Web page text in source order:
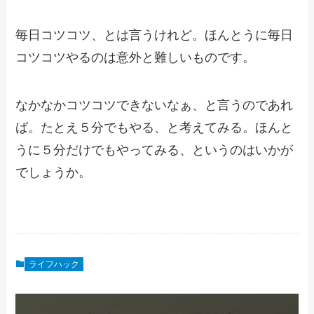
毎日コツコツ、とは言うけれど。ほんとうに毎日
コツコツやるのは意外と難しいものです。
なかなかコツコツできないなぁ、と言うのであれ
ば。たとえ５分でもやる、と考えてみる。ほんと
うに５分だけでもやってみる、というのはいかが
でしょうか。
ライフハック